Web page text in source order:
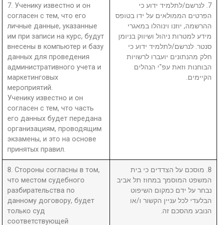
7. Ученику известно и он
согласен с тем, что его
личные данные, указанные
им при записи на курс, будут
внесены в компьютер и базу
данных для проведения
административного учета и
маркетинговых
мероприятий.
Ученику известно и он
согласен с тем, что часть
его данных будет передана
организациям, проводящим
экзамены, и это на основе
принятых правил.
7. לנרשם/לתלמיד ידוע כי
הפרטים הממולאים על ידו בטופס
ההרשמה, יוזנו וינוהלו במאגרי
מידע למטרות ניהול ושיווק בניומן
סנטר. לנרשם/לתלמיד ידוע כי
חלק מהנתונים יועברו לרשויות
הבוחנות וזאת עפ"י הנהלים
הקיימים.
8. Стороны согласны в том,
что местом судебного
разбирательства по
данному договору, будет
только суд
соответствующей
8. מוסכם על הצדדים כי בית
המשפט המוסמך במחוז תל אביב
נבחר על ידם כמקום השיפוט
הבלעדי לכל עניין הקשור ו/או
הנובע מהסכם זה.